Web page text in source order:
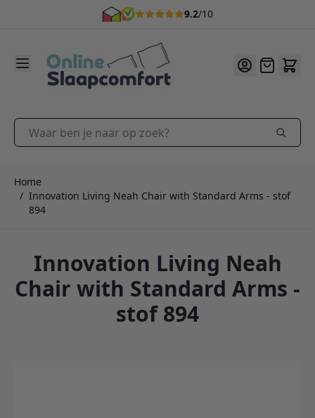
9.2/10
Offerte
Waar ben je naar op zoek?
Home
/ Innovation Living Neah Chair with Standard Arms - stof
894
Innovation Living Neah
Chair with Standard Arms -
stof 894